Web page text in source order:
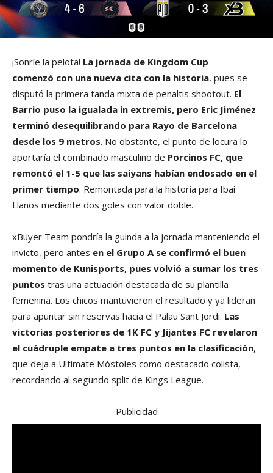
¡Sonríe la pelota! La jornada de Kingdom Cup
comenzó con una nueva cita con la historia, pues se
disputó la primera tanda mixta de penaltis shootout. El
Barrio puso la igualada in extremis, pero Eric Jiménez
terminó desequilibrando para Rayo de Barcelona
desde los 9 metros. No obstante, el punto de locura lo
aportaría el combinado masculino de Porcinos FC, que
remontó el 1-5 que las saiyans habían endosado en el
primer tiempo. Remontada para la historia para Ibai
Llanos mediante dos goles con valor doble.
xBuyer Team pondría la guinda a la jornada manteniendo el
invicto, pero antes en el Grupo A se confirmó el buen
momento de Kunisports, pues volvió a sumar los tres
puntos tras una actuación destacada de su plantilla
femenina. Los chicos mantuvieron el resultado y ya lideran
para apuntar sin reservas hacia el Palau Sant Jordi. Las
victorias posteriores de 1K FC y Jijantes FC revelaron
el cuádruple empate a tres puntos en la clasificación,
que deja a Ultimate Móstoles como destacado colista,
recordando al segundo split de Kings League.
Publicidad